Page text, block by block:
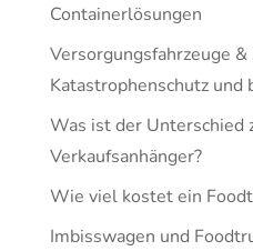
Containerlösungen
Versorgungsfahrzeuge
Katastrophenschutz und
Was ist der Unterschied
Verkaufsanhänger?
Wie viel kostet ein
Imbisswagen und